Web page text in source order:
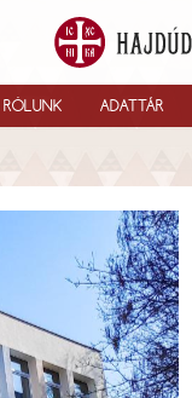
RÓLUNK ADATTÁR